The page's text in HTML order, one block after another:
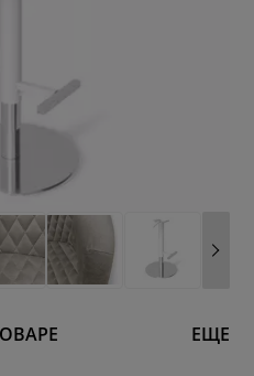
ЕЩЕ